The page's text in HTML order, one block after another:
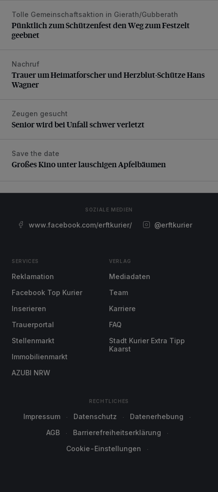
Pünktlich zum Schützenfest den Weg zum Festzelt
Tolle Gemeinschaftsaktion in Gierath/Gubberath
Pünktlich zum Schützenfest den Weg zum Festzelt
geebnet
Trauer um Heimatforscher und Herzblut-Schütze Hans
Nachruf
Trauer um Heimatforscher und Herzblut-Schütze Hans
Wagner
Senior wird bei Unfall schwer verletzt
Zeugen gesucht
Senior wird bei Unfall schwer verletzt
Großes Kino unter lauschigen Apfelbäumen
Save the date
Großes Kino unter lauschigen Apfelbäumen
SOZIALE MEDIEN
www.facebook.com/erftkurier/ @erftkurier
SERVICES
Reklamation
Facebook Top Kurier
Inserieren
Trauerportal
Stellenmarkt
Immobilienmarkt
AZUBI NRW
VERLAG
Mediadaten
Team
Karriere
FAQ
Stadt Kurier Extra Tipp
Kaarst
RECHTLICHES
Impressum Datenschutz
Datenerhebung
AGB
Barrierefreiheitserklärung
Cookie-Einstellungen